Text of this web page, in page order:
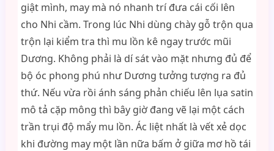
giật mình, may mà nó nhanh trí đưa cái cối lên
cho Nhi cầm. Trong lúc Nhi dùng chày gỗ trộn qua
trộn lại kiểm tra thì mu lồn kê ngay trước mũi
Dương. Không phải là dí sát vào mặt nhưng đủ để
bộ óc phong phú như Dương tưởng tượng ra đủ
thứ. Nếu vừa rồi ánh sáng phản chiếu lên lụa satin
mô tả cặp mông thì bây giờ đang vẽ lại một cách
trần trụi độ mẩy mu lồn. Ác liệt nhất là vết xẻ dọc
khi đường may một lần nữa bấm ở giữa mơ hồ tái